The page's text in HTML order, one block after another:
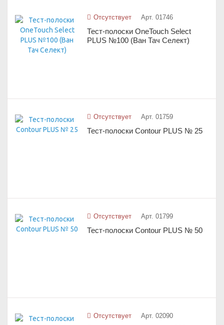
Отсутствует Арт. 01746
Тест-полоски OneTouch Select
PLUS №100 (Ван Тач Селект)
Отсутствует Арт. 01759
Тест-полоски Contour PLUS № 25
Отсутствует Арт. 01799
Тест-полоски Contour PLUS № 50
Отсутствует Арт. 02090